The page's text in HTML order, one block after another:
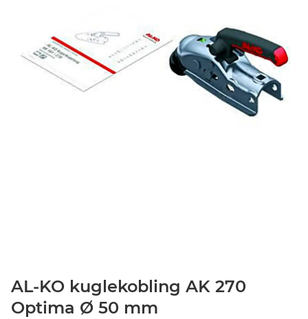
AL-KO kuglekobling AK 270
Optima Ø 50 mm